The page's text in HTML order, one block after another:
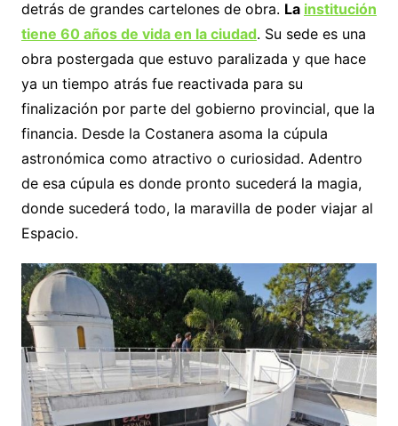
detrás de grandes cartelones de obra. La institución
tiene 60 años de vida en la ciudad. Su sede es una
obra postergada que estuvo paralizada y que hace
ya un tiempo atrás fue reactivada para su
finalización por parte del gobierno provincial, que la
financia. Desde la Costanera asoma la cúpula
astronómica como atractivo o curiosidad. Adentro
de esa cúpula es donde pronto sucederá la magia,
donde sucederá todo, la maravilla de poder viajar al
Espacio.